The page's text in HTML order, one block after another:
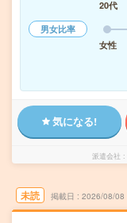
20代
男女比率
女性
気になる!
派遣会社
未読 掲載日 2026/08/08